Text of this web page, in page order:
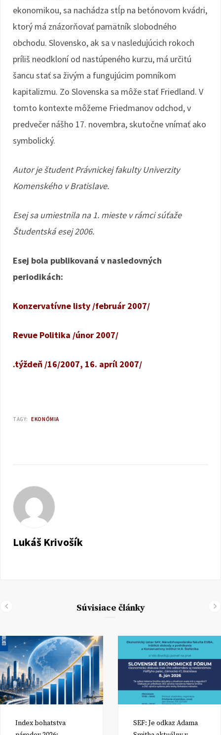
ekonomikou, sa nachádza stĺp na betónovom kvádri,
ktorý má znázorňovať pamätník slobodného
obchodu. Slovensko, ak sa v nasledujúcich rokoch
príliš neodkloní od nastúpeného kurzu, má určitú
šancu stať sa živým a fungujúcim pomníkom
kapitalizmu. Zo Slovenska sa môže stať Friedland. V
tomto kontexte môžeme Friedmanov odchod, v
predvečer nášho 17. novembra, skutočne vnímať ako
symbolický.
Autor je študent Právnickej fakulty Univerzity
Komenského v Bratislave.
Esej sa umiestnila na 1. mieste v rámci súťaže
Študentská esej 2006.
Esej bola publikovaná v nasledovných
periodikách:
Konzervatívne listy /február 2007/
Revue Politika /únor 2007/
.týždeň /16/2007, 16. apríl 2007/
TAGY: EKONÓMIA
Lukáš Krivošík
Súvisiace články
Index bohatstva
SEF: Je odkaz Adama